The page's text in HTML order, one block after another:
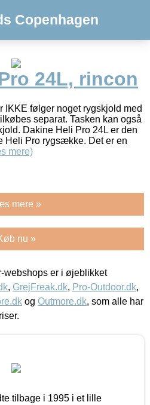
Copenhagen
24L, rincon
følger noget rygskjold med
separat. Tasken kan også
Dakine Heli Pro 24L er den
Heli Pro rygsække. Det er en
mere)
mere »
nu »
webshops er i øjeblikket
, GrejFreak.dk, Pro-Outdoor.dk,
og Outmore.dk, som alle har
tilbage i 1995 i et lille